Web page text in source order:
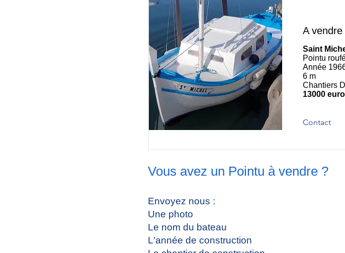
A vendre
Saint
Pointu
Année
6 m
Chantiers
13000
Contact
Vous avez un Pointu à vendre ?
Envoyez nous :
Une photo
Le nom du bateau
L'année de construction